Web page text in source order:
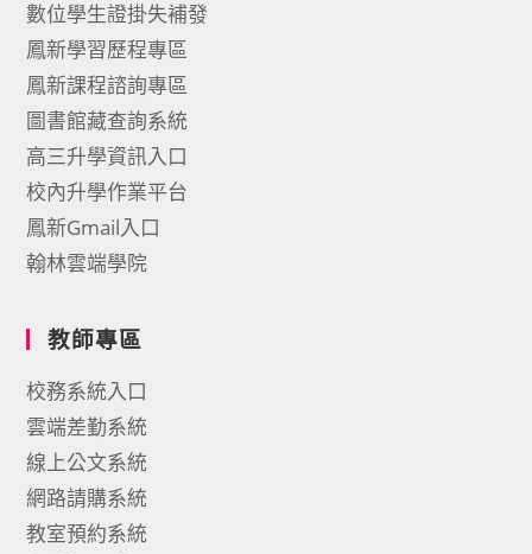
數位學生證掛失補發
鳳新學習歷程專區
鳳新課程諮詢專區
圖書館藏查詢系統
高三升學資訊入口
校內升學作業平台
鳳新Gmail入口
翰林雲端學院
教師專區
校務系統入口
雲端差勤系統
線上公文系統
網路請購系統
教室預約系統